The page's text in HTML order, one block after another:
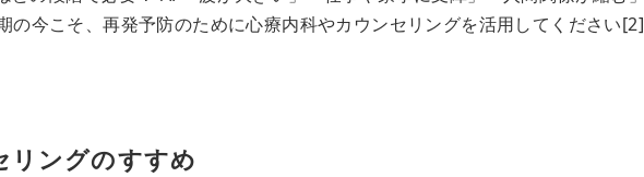
の今こそ、再発予防のために心療内科やカウンセリングを活用してください[2]
リングのすすめ